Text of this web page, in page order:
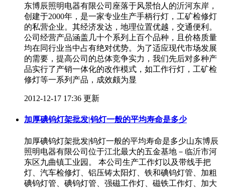
东博辰照明电器有限公司座落于风景怡人的沂河东岸，
创建于2000年，是一家专业生产手柄行灯，工矿检修灯
的私营企业。其经济发达，地理位置优越，交通便利。
公司经营产品涵盖几十个系列上百个品种，且价格质量
均在同行业当中占有绝对优势。为了适应现代市场发展
的需要，提高公司的总体竞争实力，我们先后对多种产
品实行了产销一体化的改作模式，如工作行灯，工矿检
修灯等一系列产品，成效颇为显
2012-12-17 17:36 更新
加厚碘钨灯架批发|钨灯一般的平均寿命是多少
加厚碘钨灯架批发|钨灯一般的平均寿命是多少山东博辰
照明电器有限公司位于江北最大的五金基地－临沂市河
东区九曲镇工业园。 本公司生产工作灯以及带线手把
灯、汽车检修灯、铝压铸太阳灯、铁和碘钨灯管、加粗
碘钨灯管、碘钨灯管、强磁工作灯、磁铁工作灯、加大